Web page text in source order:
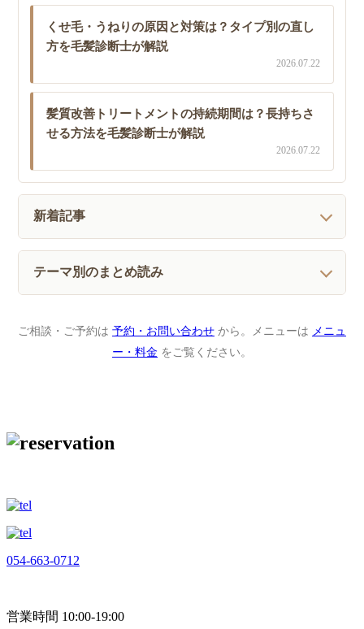
くせ毛・うねりの原因と対策は？タイプ別の直し
方を毛髪診断士が解説
2026.07.22
髪質改善トリートメントの持続期間は？長持ちさ
せる方法を毛髪診断士が解説
2026.07.22
新着記事
テーマ別のまとめ読み
ご相談・ご予約は 予約・お問い合わせ から。メニューは メニュ
ー・料金 をご覧ください。
054-663-0712
営業時間 10:00-19:00